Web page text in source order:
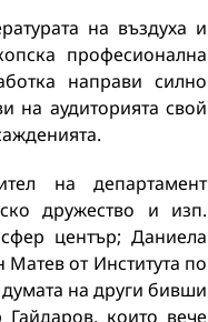
на въздуха и
професионална
направи силно
на аудиторията свой
на департамент
дружество и изп.
център; Даниела
от Института по
на други бивши
които вече